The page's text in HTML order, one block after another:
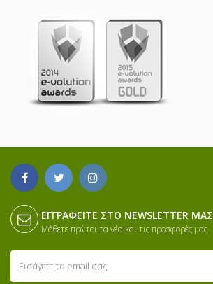
ΕΓΓΡΑΦΕΊΤΕ ΣΤΟ NEWSLETTER ΜΑΣ
Μάθετε πρώτοι τα νέα και τις προσφορές μας